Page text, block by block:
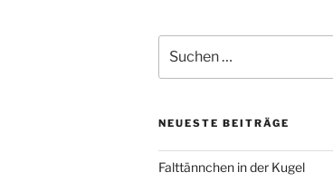
nach:
NEUESTE BEITRÄGE
Falttännchen in der Kugel